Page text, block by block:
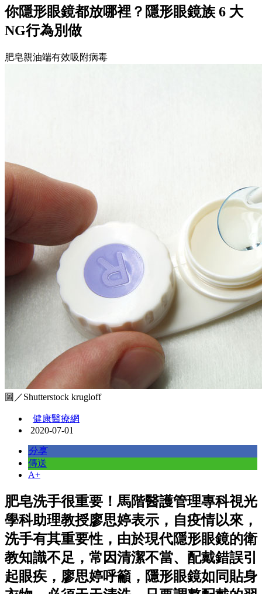
你隱形眼鏡都放哪裡？隱形眼鏡族 6 大
NG行為別做
肥皂親油端有效吸附病毒
圖／Shutterstock krugloff
健康醫療網
2020-07-01
分享
傳送
A+
肥皂洗手很重要！馬階醫護管理專科視光
學科助理教授廖思婷表示，自疫情以來，
洗手有其重要性，由於現代隱形眼鏡的衛
教知識不足，常因清潔不當、配戴錯誤引
起眼疾，廖思婷呼籲，隱形眼鏡如同貼身